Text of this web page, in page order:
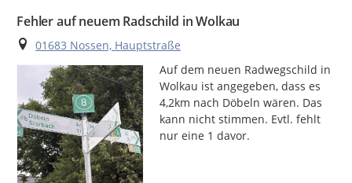
Fehler auf neuem Radschild in Wolkau
Ort
01683 Nossen, Hauptstraße
Auf dem neuen Radwegschild in
Wolkau ist angegeben, dass es
4,2km nach Döbeln wären. Das
kann nicht stimmen. Evtl. fehlt
nur eine 1 davor.